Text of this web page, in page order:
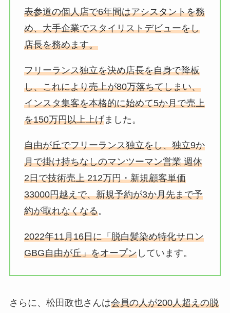
表参道の個人店で6年間はアシスタントを務
め、大手企業でスタイリストデビューをし
店長を務めます。
フリーランス独立を決め店長を自身で降板
し、これにより売上が80万落ちてしまい、
インスタ集客を本格的に始めて5か月で売上
を150万円以上上げました。
自由が丘でフリーランス独立をし、独立9か
月で掛け持ちなしのマンツーマン営業 週休
2日で技術売上 212万円・新規顧客単価
33000円越えで、新規予約が3か月先まで予
約が取れなくなる。
2022年11月16日に「脱白髪染め特化サロン
GBG自由が丘」をオープンしています。
さらに、松田政也さんは会員の人が200人超えの脱